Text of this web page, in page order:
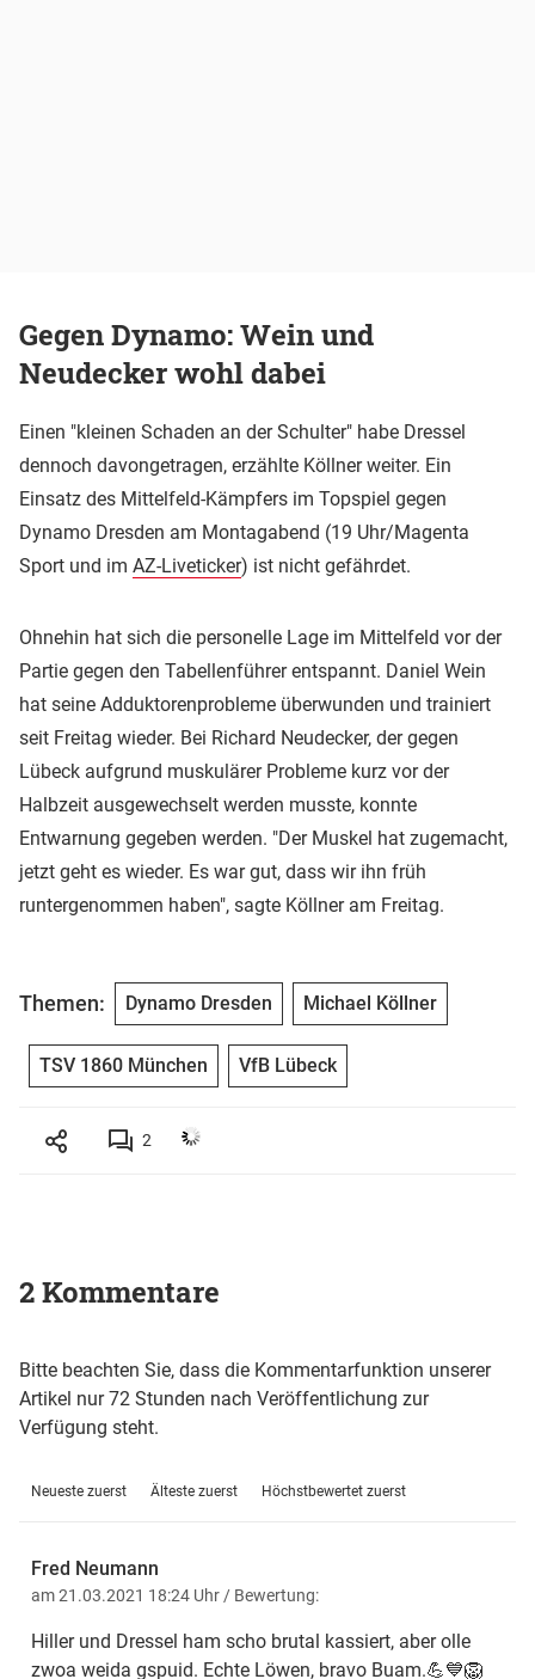
Gegen Dynamo: Wein und
Neudecker wohl dabei
Einen "kleinen Schaden an der Schulter" habe Dressel
dennoch davongetragen, erzählte Köllner weiter. Ein
Einsatz des Mittelfeld-Kämpfers im Topspiel gegen
Dynamo Dresden am Montagabend (19 Uhr/Magenta
Sport und im AZ-Liveticker) ist nicht gefährdet.
Ohnehin hat sich die personelle Lage im Mittelfeld vor der
Partie gegen den Tabellenführer entspannt. Daniel Wein
hat seine Adduktorenprobleme überwunden und trainiert
seit Freitag wieder. Bei Richard Neudecker, der gegen
Lübeck aufgrund muskulärer Probleme kurz vor der
Halbzeit ausgewechselt werden musste, konnte
Entwarnung gegeben werden. "Der Muskel hat zugemacht,
jetzt geht es wieder. Es war gut, dass wir ihn früh
runtergenommen haben", sagte Köllner am Freitag.
Themen: Dynamo Dresden Michael Köllner
TSV 1860 München VfB Lübeck
2
2 Kommentare
Bitte beachten Sie, dass die Kommentarfunktion unserer
Artikel nur 72 Stunden nach Veröffentlichung zur
Verfügung steht.
Neueste zuerst Älteste zuerst Höchstbewertet zuerst
Fred Neumann
am 21.03.2021 18:24 Uhr / Bewertung:
Hiller und Dressel ham scho brutal kassiert, aber olle
zwoa weida gspuid. Echte Löwen, bravo Buam.💪💙🦁